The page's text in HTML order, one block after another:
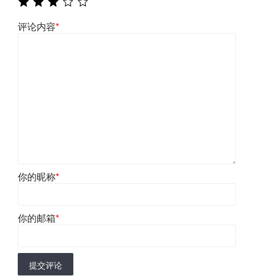
评论内容*
你的昵称*
你的邮箱*
提交评论